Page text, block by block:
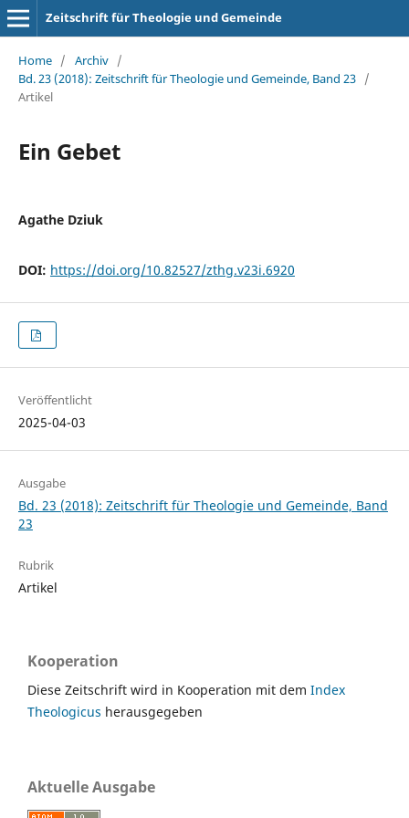
Zeitschrift für Theologie und Gemeinde
Home / Archiv /
Bd. 23 (2018): Zeitschrift für Theologie und Gemeinde, Band 23 /
Artikel
Ein Gebet
Agathe Dziuk
DOI: https://doi.org/10.82527/zthg.v23i.6920
Veröffentlicht
2025-04-03
Ausgabe
Bd. 23 (2018): Zeitschrift für Theologie und Gemeinde, Band
23
Rubrik
Artikel
Kooperation
Diese Zeitschrift wird in Kooperation mit dem Index
Theologicus herausgegeben
Aktuelle Ausgabe